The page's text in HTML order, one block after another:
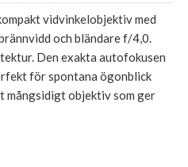
vidvinkelobjektiv med
och bländare f/4,0.
Den exakta autofokusen
för spontana ögonblick
objektiv som ger